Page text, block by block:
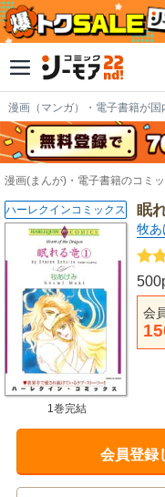
漫画（マンガ）・電子書籍が国
漫画(まんが)・電子書籍のコミ
眠
牧あ
会
ハーレクインコミックス
1巻完結
会員登録